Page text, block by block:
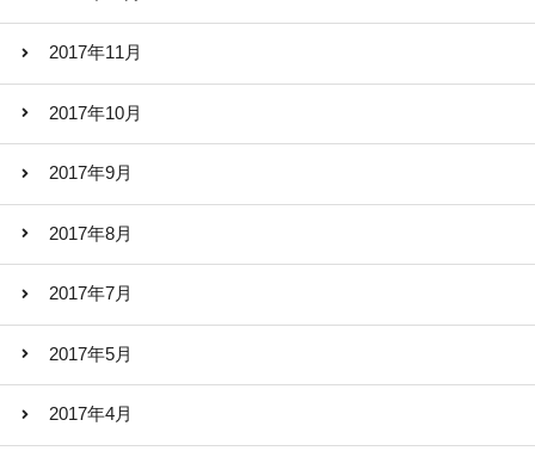
2017年11月
2017年10月
2017年9月
2017年8月
2017年7月
2017年5月
2017年4月